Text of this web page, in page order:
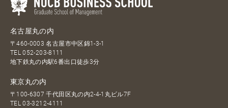
名古屋丸の内
〒460-0003 名古屋市中区錦1-3-1
TEL052-203-8111
地下鉄丸の内駅6番出口徒歩3分
東京丸の内
〒100-6307 千代田区丸の内2-4-1丸ビル7F
TEL03-3212-4111